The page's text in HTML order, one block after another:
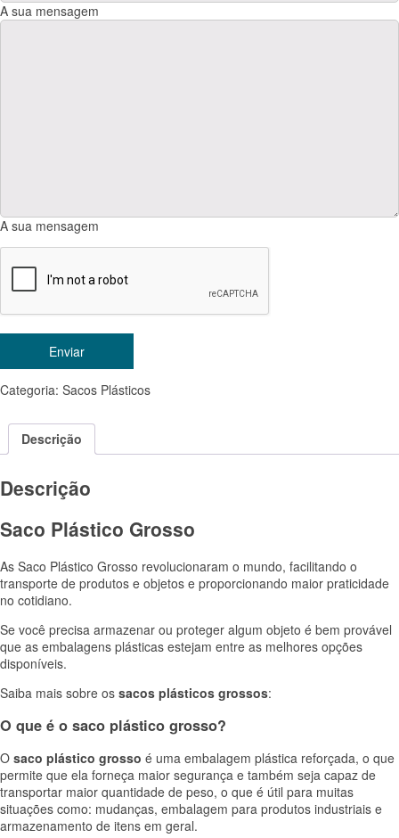
A sua mensagem
A sua mensagem
Categoria: Sacos Plásticos
Descrição
Descrição
Saco Plástico Grosso
As Saco Plástico Grosso revolucionaram o mundo, facilitando o
transporte de produtos e objetos e proporcionando maior praticidade
no cotidiano.
Se você precisa armazenar ou proteger algum objeto é bem provável
que as embalagens plásticas estejam entre as melhores opções
disponíveis.
Saiba mais sobre os sacos plásticos grossos:
O que é o saco plástico grosso?
O saco plástico grosso é uma embalagem plástica reforçada, o que
permite que ela forneça maior segurança e também seja capaz de
transportar maior quantidade de peso, o que é útil para muitas
situações como: mudanças, embalagem para produtos industriais e
armazenamento de itens em geral.